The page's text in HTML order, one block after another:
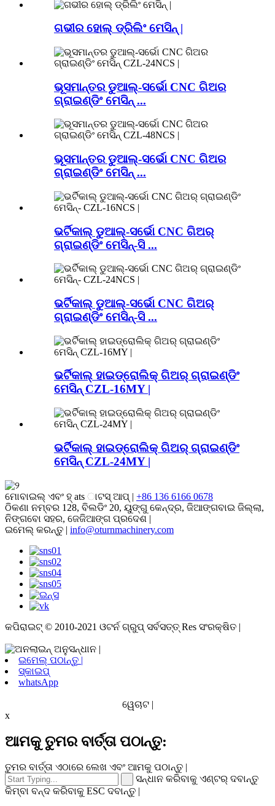
ଗଭୀର ହୋଲ୍ ଡ୍ରିଲିଂ ମେସିନ୍ |
ଭୂସମାନ୍ତର ଡୁଆଲ୍-ସର୍ଭୋ CNC ଗିଅର
ଗ୍ରାଇଣ୍ଡିଂ ମେସିନ୍ ...
ଭୂସମାନ୍ତର ଡୁଆଲ୍-ସର୍ଭୋ CNC ଗିଅର
ଗ୍ରାଇଣ୍ଡିଂ ମେସିନ୍ ...
ଭର୍ଟିକାଲ୍ ଡୁଆଲ୍-ସର୍ଭୋ CNC ଗିଅର୍
ଗ୍ରାଇଣ୍ଡିଂ ମେସିନ୍-ସି ...
ଭର୍ଟିକାଲ୍ ଡୁଆଲ୍-ସର୍ଭୋ CNC ଗିଅର୍
ଗ୍ରାଇଣ୍ଡିଂ ମେସିନ୍-ସି ...
ଭର୍ଟିକାଲ୍ ହାଇଡ୍ରୋଲିକ୍ ଗିଅର୍ ଗ୍ରାଇଣ୍ଡିଂ
ମେସିନ୍ CZL-16MY |
ଭର୍ଟିକାଲ୍ ହାଇଡ୍ରୋଲିକ୍ ଗିଅର୍ ଗ୍ରାଇଣ୍ଡିଂ
ମେସିନ୍ CZL-24MY |
ମୋବାଇଲ୍ ଏବଂ ହ୍ ats ାଟସ୍ ଆପ୍ | +86 136 6166 0678
ଠିକଣା ନମ୍ବର 128, ବିଲଡିଂ 20, ୟୁଙ୍ଗୁ କେନ୍ଦ୍ର, ଜିଆଙ୍ଗବାଇ ଜିଲ୍ଲା,
ନିଙ୍ଗବୋ ସହର, ଜେଜିଆଙ୍ଗ ପ୍ରଦେଶ |
ଇମେଲ୍ କରନ୍ତୁ | info@oturnmachinery.com
କପିରାଇଟ୍ © 2010-2021 ଓଟର୍ନ ଗ୍ରୁପ୍ ସର୍ବସତ୍ତ୍ Res ସଂରକ୍ଷିତ |
ଇମେଲ୍ ପଠାନ୍ତୁ |
ସ୍କାଇପ୍
whatsApp
ୱେଚାଟ |
x
ଆମକୁ ତୁମର ବାର୍ତ୍ତା ପଠାନ୍ତୁ:
ତୁମର ବାର୍ତ୍ତା ଏଠାରେ ଲେଖ ଏବଂ ଆମକୁ ପଠାନ୍ତୁ |
ସନ୍ଧାନ କରିବାକୁ ଏଣ୍ଟର୍ ଦବାନ୍ତୁ
କିମ୍ବା ବନ୍ଦ କରିବାକୁ ESC ଦବାନ୍ତୁ |